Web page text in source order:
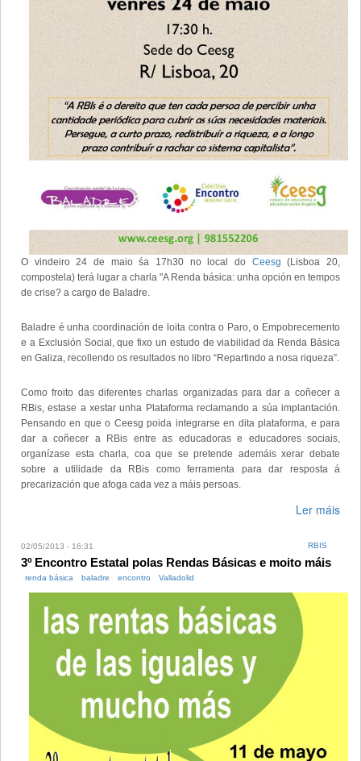
O vindeiro 24 de maio śa 17h30 no local do Ceesg (Lisboa 20,
compostela) terá lugar a charla "A Renda básica: unha opción en tempos
de crise? a cargo de Baladre.
Baladre é unha coordinación de loita contra o Paro, o Empobrecemento
e a Exclusión Social, que fixo un estudo de viabilidad da Renda Básica
en Galiza, recollendo os resultados no libro “Repartindo a nosa riqueza”.
Como froito das diferentes charlas organizadas para dar a coñecer a
RBis, estase a xestar unha Plataforma reclamando a súa implantación.
Pensando en que o Ceesg poida integrarse en dita plataforma, e para
dar a coñecer a RBis entre as educadoras e educadores sociais,
organízase esta charla, coa que se pretende ademáis xerar debate
sobre a utilidade da RBis como ferramenta para dar resposta á
precarización que afoga cada vez a máis persoas.
Ler máis
02/05/2013 - 16:31 RBIS
3º Encontro Estatal polas Rendas Básicas e moito máis
renda básica baladre encontro Valladolid